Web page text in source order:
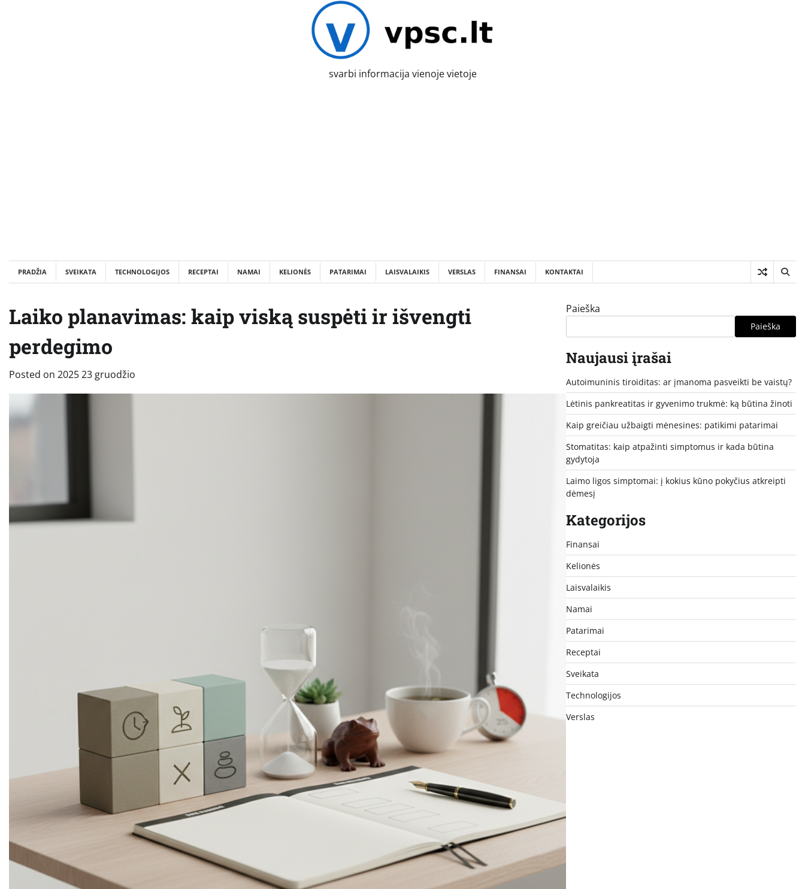
svarbi informacija vienoje vietoje
PRADŽIA SVEIKATA TECHNOLOGIJOS RECEPTAI NAMAI KELIONĖS PATARIMAI LAISVALAIKIS VERSLAS FINANSAI KONTAKTAI
Laiko planavimas: kaip viską suspėti ir išvengti
perdegimo
Posted on 2025 23 gruodžio
Paieška
Paieška
Naujausi įrašai
Autoimuninis tiroiditas: ar įmanoma pasveikti be vaistų?
Lėtinis pankreatitas ir gyvenimo trukmė: ką būtina žinoti
Kaip greičiau užbaigti mėnesines: patikimi patarimai
Stomatitas: kaip atpažinti simptomus ir kada būtina
gydytoja
Laimo ligos simptomai: į kokius kūno pokyčius atkreipti
dėmesį
Kategorijos
Finansai
Kelionės
Laisvalaikis
Namai
Patarimai
Receptai
Sveikata
Technologijos
Verslas